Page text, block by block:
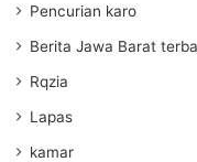
Pencurian karo
Berita Jawa Barat
Rqzia
Lapas
kamar